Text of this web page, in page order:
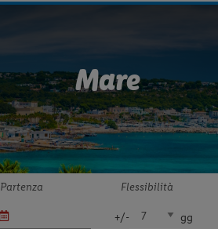
Mare
Partenza Flessibilità
+/- gg